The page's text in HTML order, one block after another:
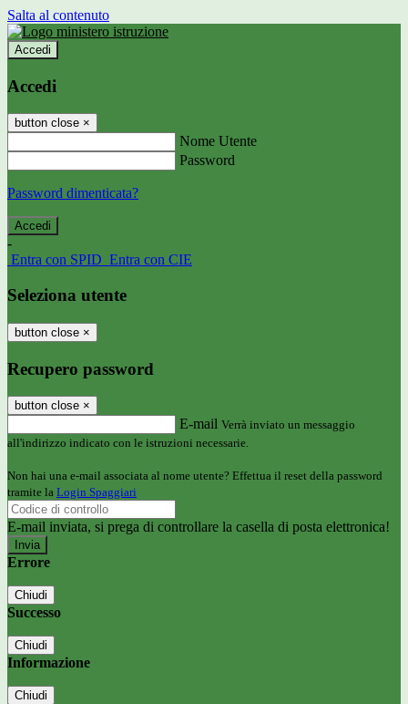
Salta al contenuto
Accedi
Accedi
button close ×
Nome Utente
Password
Password dimenticata?
-
Entra con SPID Entra con CIE
Seleziona utente
button close ×
Recupero password
button close ×
E-mail Verrà inviato un messaggio
all'indirizzo indicato con le istruzioni necessarie.
Non hai una e-mail associata al nome utente? Effettua il reset della password
tramite la Login Spaggiari
E-mail inviata, si prega di controllare la casella di posta elettronica!
Errore
Chiudi
Successo
Chiudi
Informazione
Chiudi